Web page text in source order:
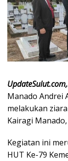
Manado Andrei
melakukan
Kairagi
Kegiatan ini
HUT Ke-79